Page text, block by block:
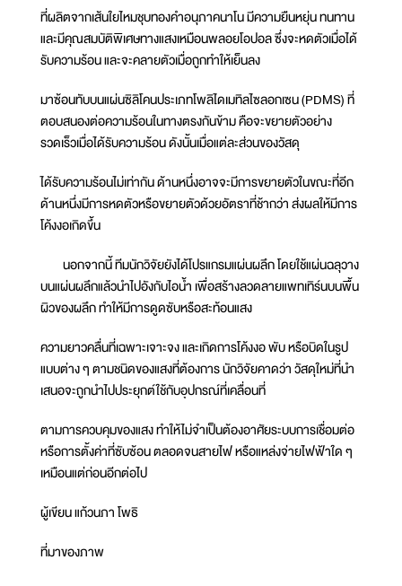
ที่ผลิตจากเส้นใยไหมชุบทองคำอนุภาคนาโน มีความยืนหยุ่น ทนทาน
และมีคุณสมบัติพิเศษทางแสงเหมือนพลอยโอปอล ซึ่งจะหดตัวเมื่อได้
รับความร้อน และจะคลายตัวเมื่อถูกทำให้เย็นลง
มาซ้อนทับบนแผ่นซิลิโคนประเภทโพลิไดเมทิลไซลอกเซน (PDMS) ที่
ตอบสนองต่อความร้อนในทางตรงกันข้าม คือจะขยายตัวอย่าง
รวดเร็วเมื่อได้รับความร้อน ดังนั้นเมื่อแต่ละส่วนของวัสดุ
ได้รับความร้อนไม่เท่ากัน ด้านหนึ่งอาจจะมีการขยายตัวในขณะที่อีก
ด้านหนึ่งมีการหดตัวหรือขยายตัวด้วยอัตราที่ช้ากว่า ส่งผลให้มีการ
โค้งงอเกิดขึ้น
นอกจากนี้ ทีมนักวิจัยยังได้โปรแกรมแผ่นผลึก โดยใช้แผ่นฉลุวาง
บนแผ่นผลึกแล้วนำไปอังกับไอน้ำ เพื่อสร้างลวดลายแพทเทิร์นบนพื้น
ผิวของผลึก ทำให้มีการดูดซับหรือสะท้อนแสง
ความยาวคลื่นที่เฉพาะเจาะจง และเกิดการโค้งงอ พับ หรือบิดในรูป
แบบต่าง ๆ ตามชนิดของแสงที่ต้องการ นักวิจัยคาดว่า วัสดุใหม่ที่นำ
เสนอจะถูกนำไปประยุกต์ใช้กับอุปกรณ์ที่เคลื่อนที่
ตามการควบคุมของแสง ทำให้ไม่จำเป็นต้องอาศัยระบบการเชื่อมต่อ
หรือการตั้งค่าที่ซับซ้อน ตลอดจนสายไฟ หรือแหล่งจ่ายไฟฟ้าใด ๆ
เหมือนแต่ก่อนอีกต่อไป
ผู้เขียน แก้วนภา โพธิ
ที่มาของภาพ